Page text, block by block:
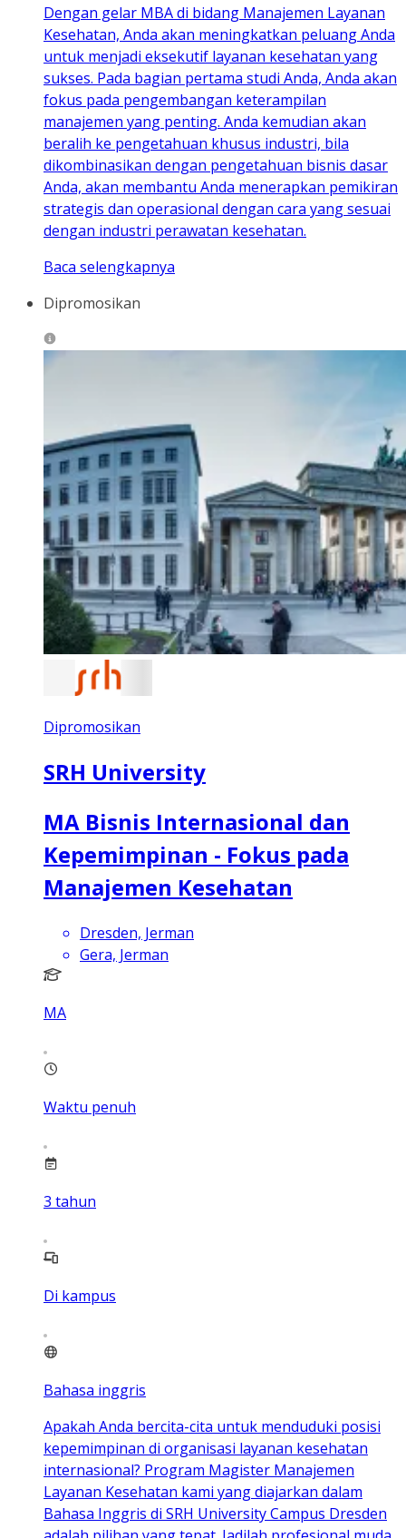
Dengan gelar MBA di bidang Manajemen Layanan
Kesehatan, Anda akan meningkatkan peluang Anda
untuk menjadi eksekutif layanan kesehatan yang
sukses. Pada bagian pertama studi Anda, Anda akan
fokus pada pengembangan keterampilan
manajemen yang penting. Anda kemudian akan
beralih ke pengetahuan khusus industri, bila
dikombinasikan dengan pengetahuan bisnis dasar
Anda, akan membantu Anda menerapkan pemikiran
strategis dan operasional dengan cara yang sesuai
dengan industri perawatan kesehatan.
Baca selengkapnya
Dipromosikan
Dipromosikan
SRH University
MA Bisnis Internasional dan
Kepemimpinan - Fokus pada
Manajemen Kesehatan
Dresden, Jerman
Gera, Jerman
MA
Waktu penuh
3 tahun
Di kampus
Bahasa inggris
Apakah Anda bercita-cita untuk menduduki posisi
kepemimpinan di organisasi layanan kesehatan
internasional? Program Magister Manajemen
Layanan Kesehatan kami yang diajarkan dalam
Bahasa Inggris di SRH University Campus Dresden